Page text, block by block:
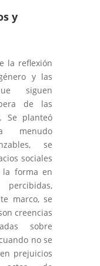
y
la reflexión
y las
siguen
de las
Se planteó
menudo
se
sociales
forma en
marco, se
creencias
sobre
no se
prejuicios